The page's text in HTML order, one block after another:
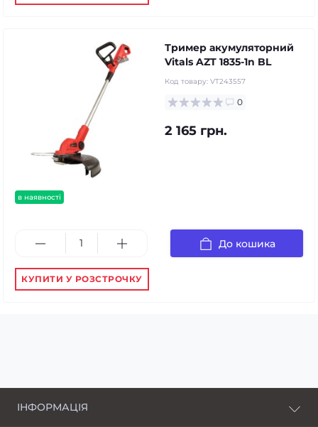
в наявності
Тример акумуляторний
Vitals AZT 1835-1n BL
Код товару: VT243557
0
2 165 грн.
До кошика
КУПИТИ У РОЗСТРОЧКУ
ІНФОРМАЦІЯ